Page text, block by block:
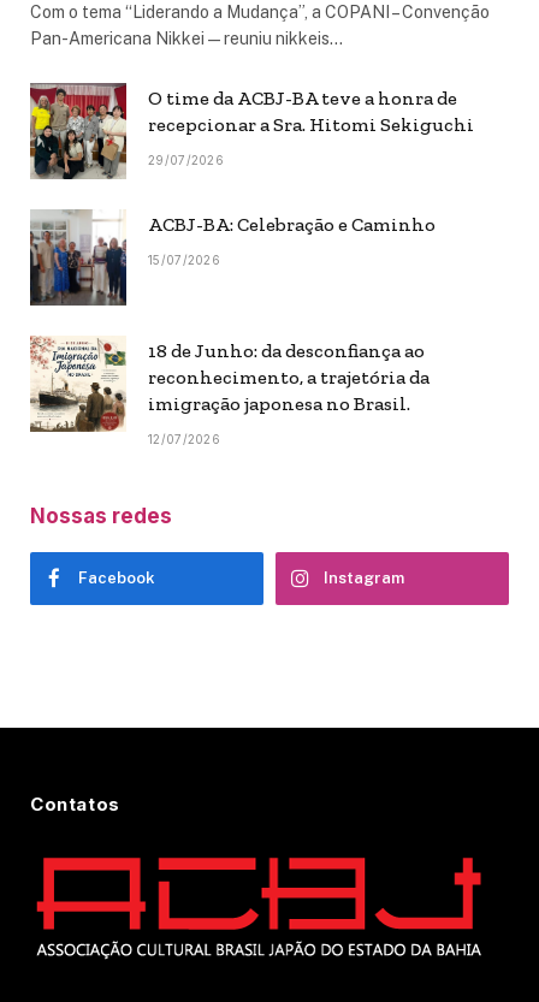
Com o tema “Liderando a Mudança”, a COPANI – Convenção
Pan-Americana Nikkei — reuniu nikkeis…
O time da ACBJ-BA teve a honra de
recepcionar a Sra. Hitomi Sekiguchi
29/07/2026
ACBJ-BA: Celebração e Caminho
15/07/2026
18 de Junho: da desconfiança ao
reconhecimento, a trajetória da
imigração japonesa no Brasil.
12/07/2026
Nossas redes
Facebook Instagram
Contatos